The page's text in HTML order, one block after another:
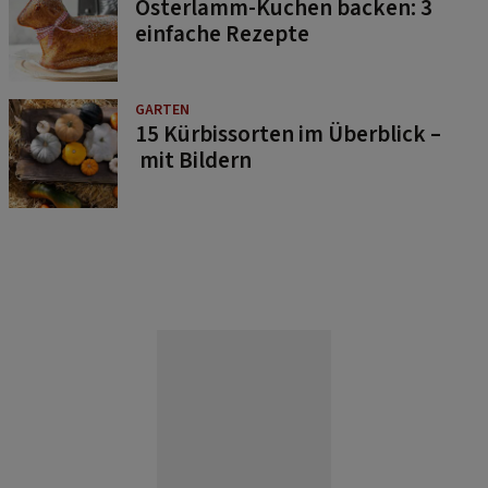
Osterlamm-Kuchen backen: 3
einfache Rezepte
GARTEN
15 Kürbissorten im Überblick –
mit Bildern